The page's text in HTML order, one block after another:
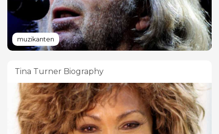
muzikanten
Tina Turner Biography